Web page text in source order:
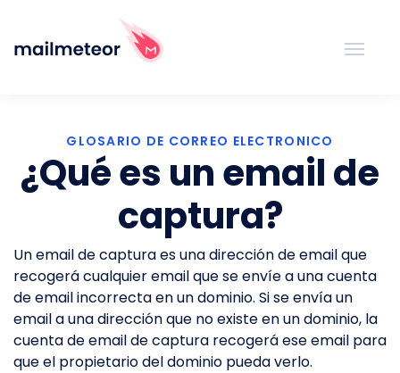
GLOSARIO DE CORREO ELECTRONICO
¿Qué es un email de
captura?
Un email de captura es una dirección de email que
recogerá cualquier email que se envíe a una cuenta
de email incorrecta en un dominio. Si se envía un
email a una dirección que no existe en un dominio, la
cuenta de email de captura recogerá ese email para
que el propietario del dominio pueda verlo.